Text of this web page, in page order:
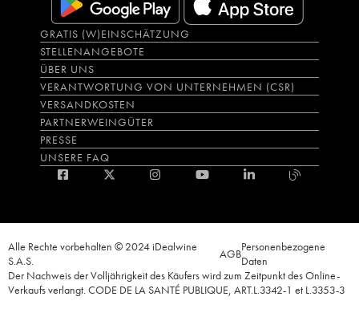
GRATIS (W)EINSCHÄTZUNG
STELLENANGEBOTE
ÜBER UNS
VERANTWORTUNG VON UNTERNEHMEN (CSR)
VERSANDKOSTEN
PARTNERWEINGÜTER
PRESSE
UNSERE FAQ
Alle Rechte vorbehalten © 2024 iDealwine
S.A.S.
AGBPersonenbezogene
Daten
Der Nachweis der Volljährigkeit des Käufers wird zum Zeitpunkt des Online-
Verkaufs verlangt. CODE DE LA SANTÉ PUBLIQUE, ART.L.3342-1 et L.3353-3